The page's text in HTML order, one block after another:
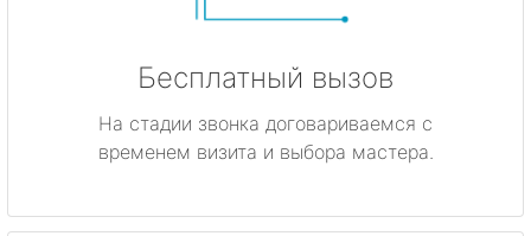
Бесплатный вызов
На стадии звонка договариваемся с
временем визита и выбора мастера.